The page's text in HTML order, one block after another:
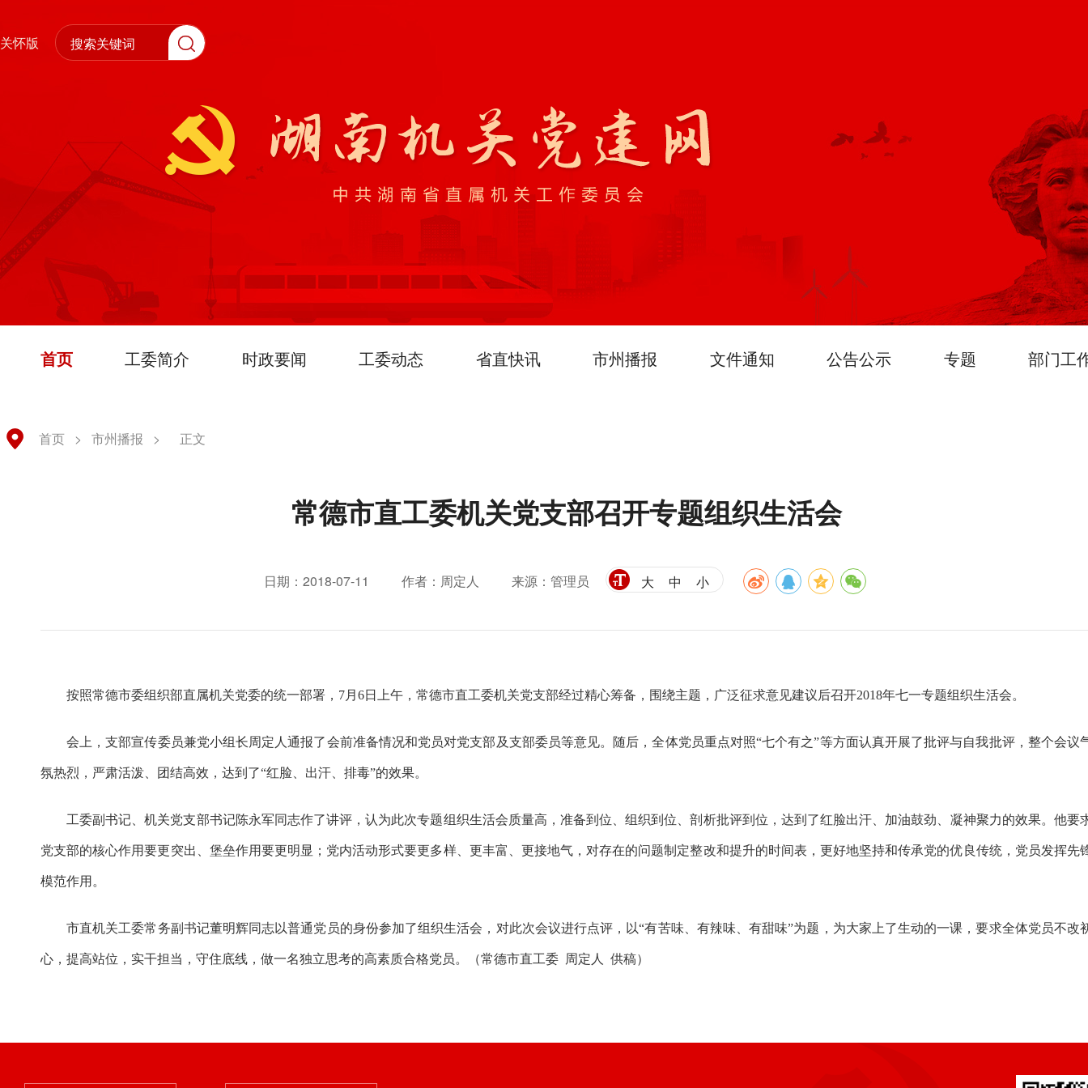
关怀版
首页 工委简介 时政要闻 工委动态 省直快讯 市州播报 文件通知 公告公示 专题 部门工
首页 > 市州播报 > 正文
常德市直工委机关党支部召开专题组织生活会
日期：2018-07-11 作者：周定人 来源：管理员 大 中 小
按照常德市委组织部直属机关党委的统一部署， 7月6日上午， 常德市直工委机关党支部经过精心筹备，围绕主题，广泛征求意见建议后召开2018年七一专题组织生活会。
会上，支部宣传委员兼党小组长周定人通报了会前准备情况和党员对党支部及支部委员等意见。随后，全体党员重点对照“七个有之”等方面认真开展了批评与自我批评， 整个会议
氛热烈，严肃活泼、团结高效 ， 达到了“红脸、出汗、排毒”的效果。
工委副书记、机关党支部书记陈永军同志作了讲评 ，认为此次专题组织生活会质量高，准备到位、组织到位、剖析批评到位，达到了红脸出汗、加油鼓劲、凝神聚力的效果。他要
党支部的核心作用要更突出、堡垒作用要更明显；党内活动形式要更多样、更丰富、更接地气，对存在的问题制定整改和提升的时间表，更好地坚持和传承党的优良传统， 党员发挥先
模范作用。
市直机关工委常务副书记董明辉同志以普通党员的身份参加了组织生活会 ， 对此次会议进行点评 ，以“有苦味、有辣味、有甜味”为题，为大家上了生动的一课，要求全体党员不改
心，提高站位，实干担当，守住底线，做一名独立思考的高素质合格党员。 （常德市直工委 周定人 供稿）